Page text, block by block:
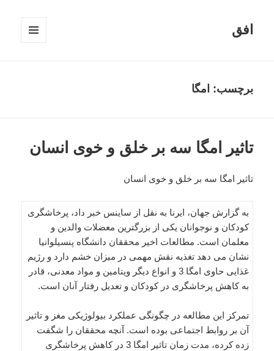
افق
برچسب: امگا
تاثیر امگا سه بر خلق و خوی انسان
تاثیر امگا سه بر خلق و خوی انسان
به گزارش جهان، ایرنا به نقل از ساینس خبر داد، پرخاشگری
کودکان و نوجوانان یکی از بزرگترین معضلات والدین و
معلمان است. مطالعات اخیر محققان دانشگاه پنسیلوانیا
نشان می دهد تغذیه نقش مهمی در میزان خشم دارد و رژیم
غذایی حاوی امگا 3 و انواع دیگر ویتامین و مواد معدنی، قادر
به کاهش پرخاشگری در کودکان و تعدیل رفتار آنان است.
تمرکز این مطالعه در چگونگی عملکرد بیولوژیکی مغز و تاثیر
آن بر روابط اجتماعی بوده است. آنچه محققان را شگفت
زده کرده، مدت زمان تاثیر امگا 3 در کاهش پرخاشگری